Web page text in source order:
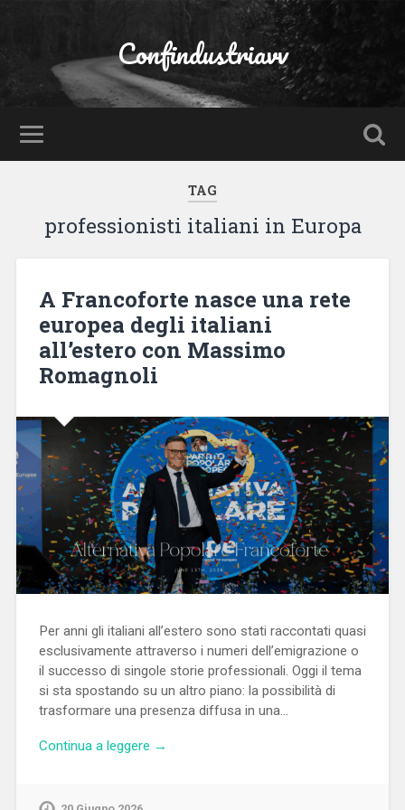
Confindustriavv
TAG
professionisti italiani in Europa
A Francoforte nasce una rete
europea degli italiani
all’estero con Massimo
Romagnoli
Per anni gli italiani all’estero sono stati raccontati quasi
esclusivamente attraverso i numeri dell’emigrazione o
il successo di singole storie professionali. Oggi il tema
si sta spostando su un altro piano: la possibilità di
trasformare una presenza diffusa in una…
Continua a leggere →